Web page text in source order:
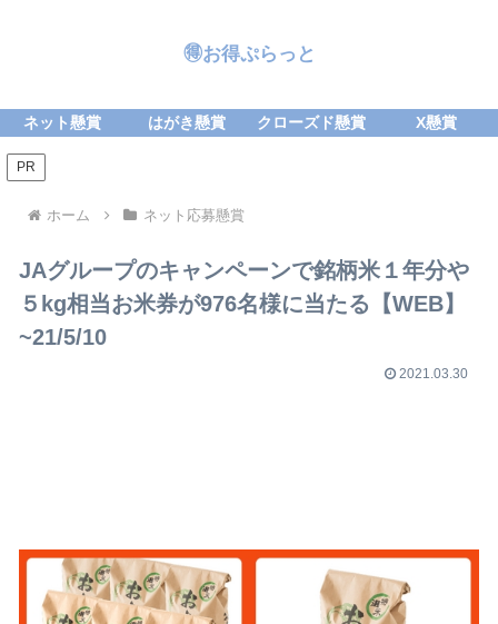
🉐お得ぷらっと
ネット懸賞 はがき懸賞 クローズド懸賞 X懸賞
PR
ホーム ネット応募懸賞
JAグループのキャンペーンで銘柄米１年分や
５kg相当お米券が976名様に当たる【WEB】
~21/5/10
2021.03.30